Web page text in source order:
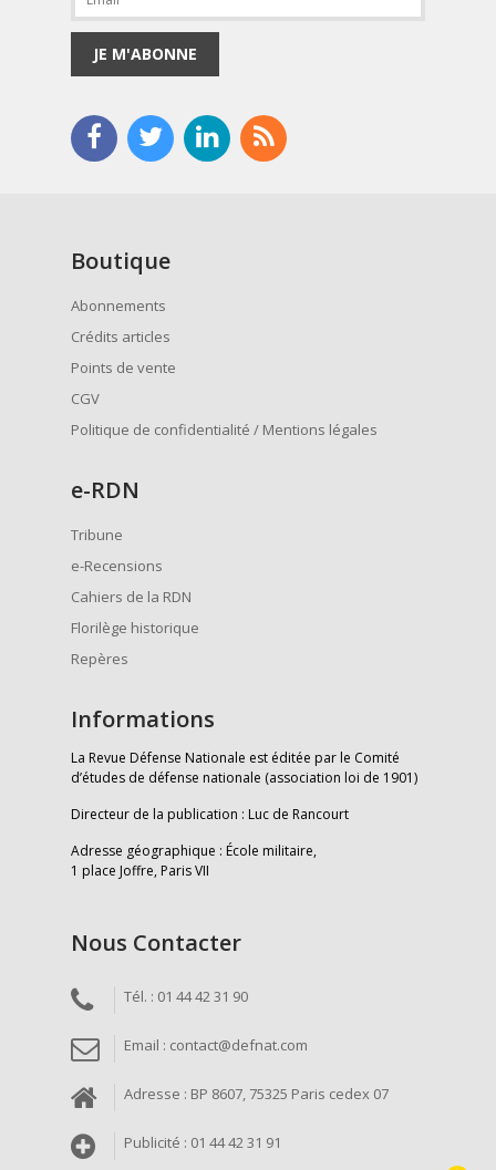
JE M'ABONNE
Boutique
Abonnements
Crédits articles
Points de vente
CGV
Politique de confidentialité / Mentions légales
e-RDN
Tribune
e-Recensions
Cahiers de la RDN
Florilège historique
Repères
Informations
La Revue Défense Nationale est éditée par le Comité
d’études de défense nationale (association loi de 1901)
Directeur de la publication : Luc de Rancourt
Adresse géographique : École militaire,
1 place Joffre, Paris VII
Nous Contacter
Tél. : 01 44 42 31 90
Email : contact@defnat.com
Adresse : BP 8607, 75325 Paris cedex 07
Publicité : 01 44 42 31 91